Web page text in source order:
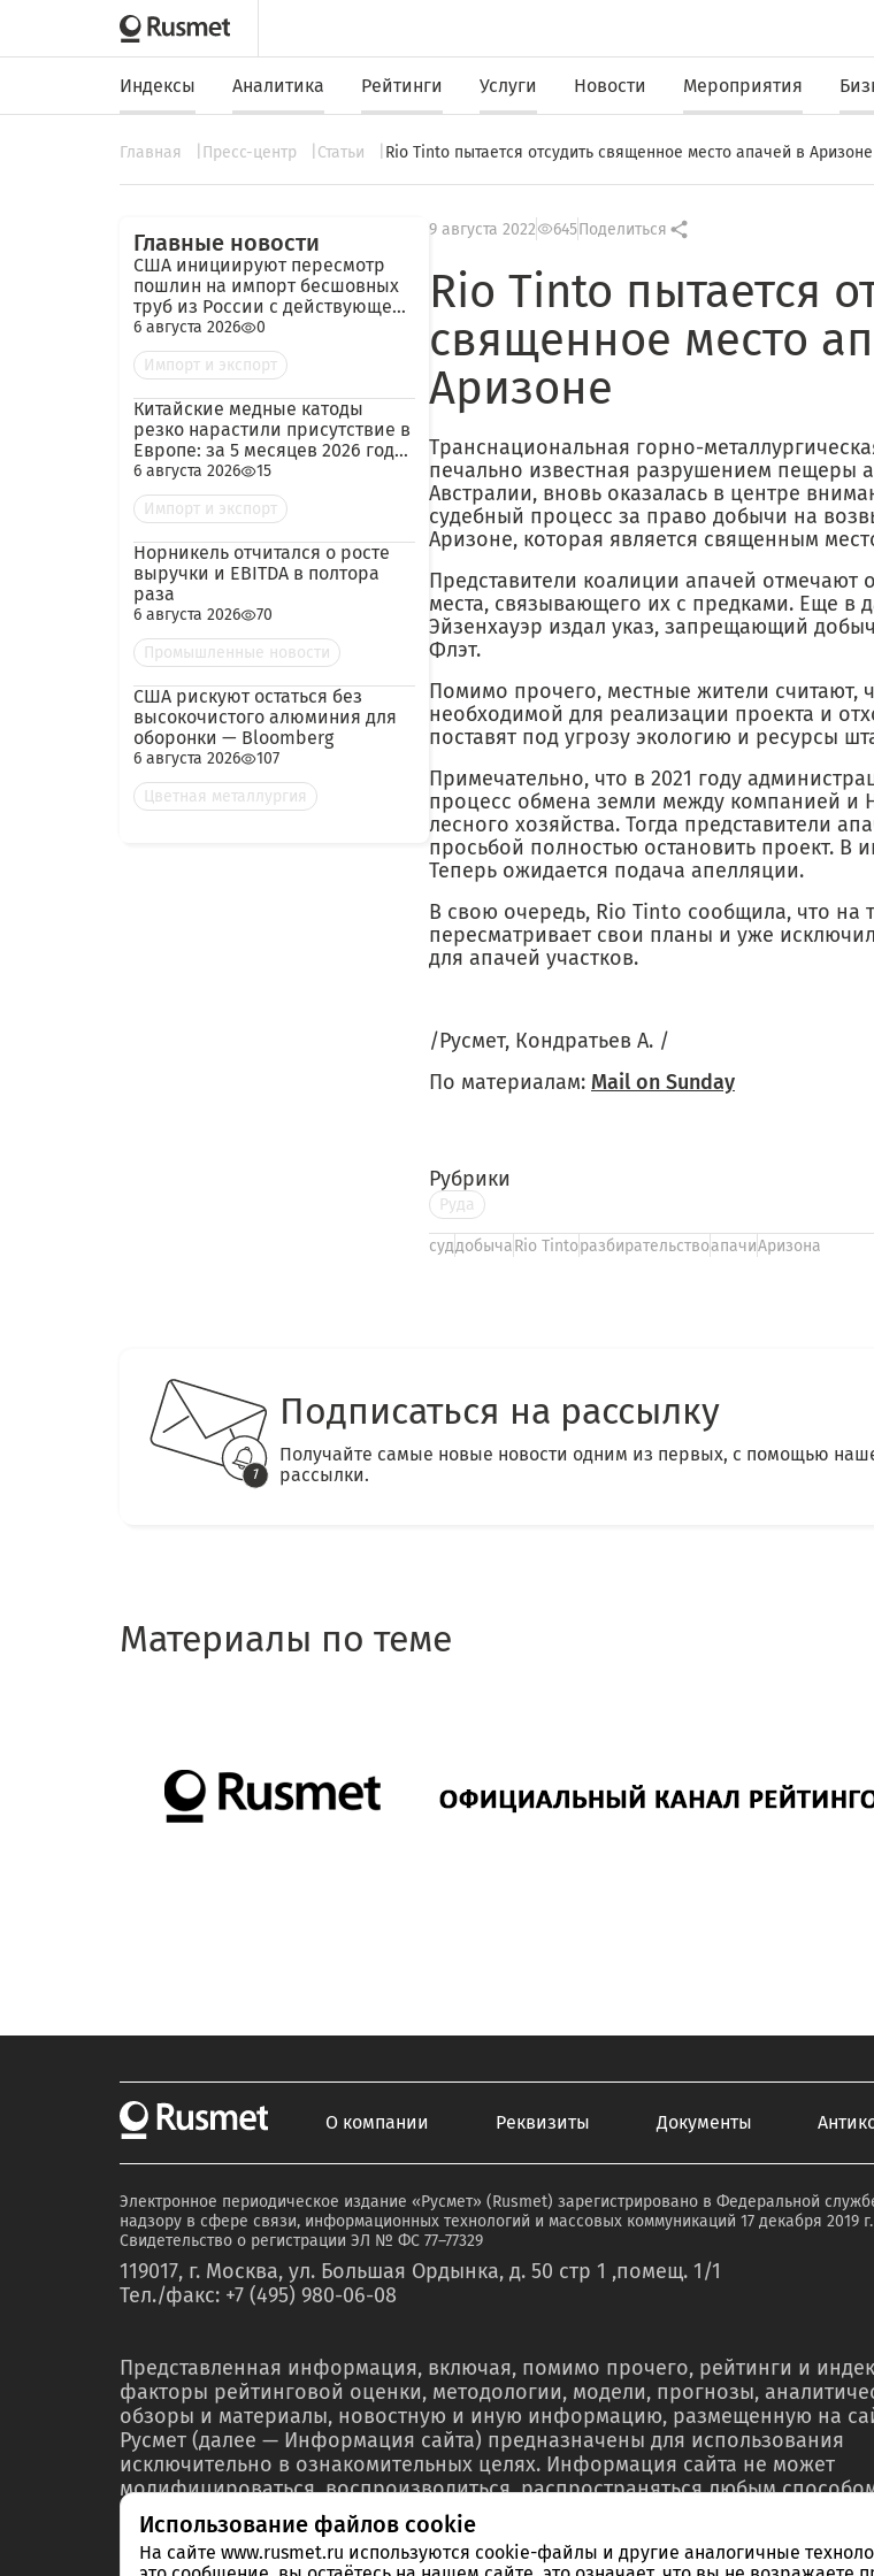
Индексы Аналитика Рейтинги Услуги Новости Мероприятия
Главная Пресс-центр Статьи Rio Tinto пытается отсудить священное место апачей в Аризоне
Главные новости
США инициируют пересмотр
пошлин на импорт бесшовных
труб из России с действующей
ставкой 209,72%
6 августа 2026
0
Импорт и экспорт
Китайские медные катоды
резко нарастили присутствие в
Европе: за 5 месяцев 2026 года
— 45 тыс. тонн
6 августа 2026
15
Импорт и экспорт
Норникель отчитался о росте
выручки и EBITDA в полтора
раза
6 августа 2026
70
Промышленные новости
США рискуют остаться без
высокочистого алюминия для
оборонки — Bloomberg
6 августа 2026
107
Цветная металлургия
9 августа 2022 645Поделиться
Rio Tinto пытается
священное место
Аризоне
Транснациональная горно-
печально известная разрушением пещеры
Австралии, вновь оказалась в центре
судебный процесс за право добычи на
Аризоне, которая является священным
Представители коалиции апачей отмечают
места, связывающего их с предками. Еще в
Эйзенхауэр издал указ, запрещающий
Флэт.
Помимо прочего, местные жители считают,
необходимой для реализации проекта и
поставят под угрозу экологию и ресурсы
Примечательно, что в 2021 году
процесс обмена земли между компанией и
лесного хозяйства. Тогда представители
просьбой полностью остановить проект. В
Теперь ожидается подача апелляции.
В свою очередь, Rio Tinto сообщила, что на
пересматривает свои планы и уже
для апачей участков.
/Русмет, Кондратьев А. /
По материалам: Mail on Sunday
Рубрики
Руда
суддобычаRio TintoразбирательствоапачиАризона
Подписаться на рассылку
Получайте самые новые новости одним из первых, с помощью
рассылки.
Материалы по теме
О компании Реквизиты Документы
Электронное периодическое издание «Русмет» (Rusmet) зарегистрировано в Федеральной
надзору в сфере связи, информационных технологий и массовых коммуникаций 17 декабря 2019 г.
Свидетельство о регистрации ЭЛ № ФС 77–77329
119017, г. Москва, ул. Большая Ордынка, д. 50 стр 1 ,помещ. 1/1
Тел./факс: +7 (495) 980-06-08
Представленная информация, включая, помимо прочего, рейтинги и
факторы рейтинговой оценки, методологии, модели, прогнозы,
обзоры и материалы, новостную и иную информацию, размещенную на
Русмет (далее — Информация сайта) предназначены для использования
исключительно в ознакомительных целях. Информация сайта не может
модифицироваться, воспроизводиться, распространяться любым
любой форме ни полностью, ни частично в рекламных материалах, в рамках
мероприятий по связям с общественностью, в сводках новостей, в
материалах или отчетах без предварительного письменного согласия со
Использование файлов cookie
На сайте www.rusmet.ru используются cookie-файлы и другие аналогичные